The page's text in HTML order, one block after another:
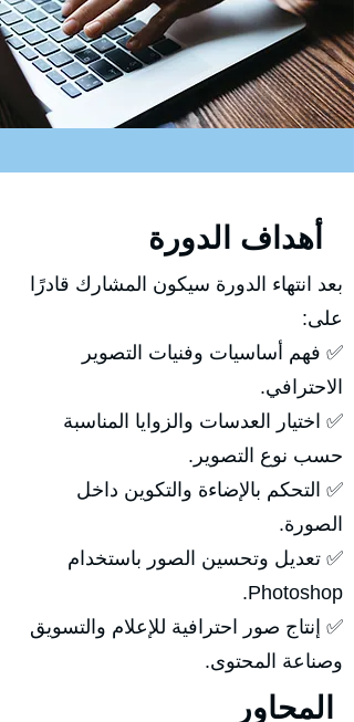
بعد انتهاء الدورة سيكون المشارك قادرًا
على:
✅ فهم أساسيات وفنيات التصوير
الاحترافي.
✅ اختيار العدسات والزوايا المناسبة
حسب نوع التصوير.
✅ التحكم بالإضاءة والتكوين داخل
الصورة.
✅ تعديل وتحسين الصور باستخدام
Photoshop.
✅ إنتاج صور احترافية للإعلام والتسويق
وصناعة المحتوى.